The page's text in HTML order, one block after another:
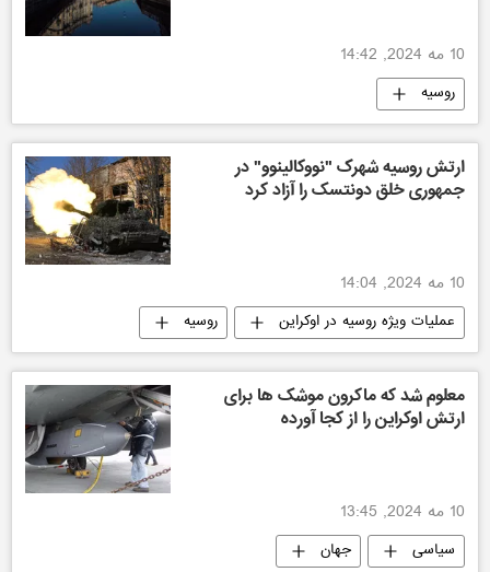
10 مه 2024, 14:42
روسیه
ارتش روسیه شهرک "نووکالینوو" در
جمهوری خلق دونتسک را آزاد کرد
10 مه 2024, 14:04
عملیات ویژه روسیه در اوکراین
روسیه
اوکراین
معلوم شد که ماکرون موشک ها برای
ارتش اوکراین را از کجا آورده
10 مه 2024, 13:45
سیاسی جهان